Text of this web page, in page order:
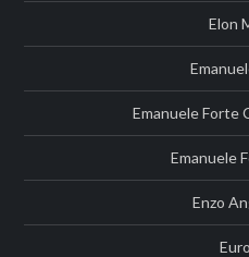
Elon
Emanuele Forte
Emanuele
Enzo